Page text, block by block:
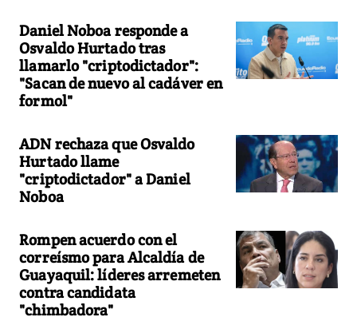
Daniel Noboa responde a
Osvaldo Hurtado tras
llamarlo "criptodictador":
"Sacan de nuevo al cadáver en
formol"
ADN rechaza que Osvaldo
Hurtado llame
"criptodictador" a Daniel
Noboa
Rompen acuerdo con el
correísmo para Alcaldía de
Guayaquil: líderes arremeten
contra candidata
"chimbadora"